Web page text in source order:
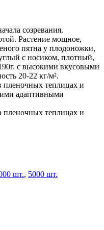
созревания.
Растение мощное,
пятна у плодоножки,
с носиком, плотный,
с высокими вкусовыми
20-22 кг/м².
пленочных теплицах и
адаптивными
пленочных теплицах и
шт., 5000 шт.